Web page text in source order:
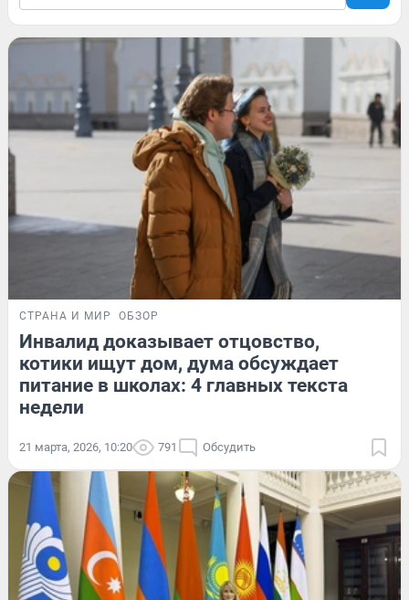
СТРАНА И МИР ОБЗОР
Инвалид доказывает отцовство,
котики ищут дом, дума обсуждает
питание в школах: 4 главных текста
недели
21 марта, 2026, 10:20 791 Обсудить